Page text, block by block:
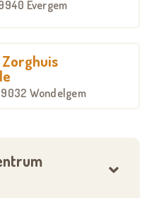
over:
van 120
een beveiligde
maximum 2 maand
centrum voor
Evergem
9032 Wondelgem